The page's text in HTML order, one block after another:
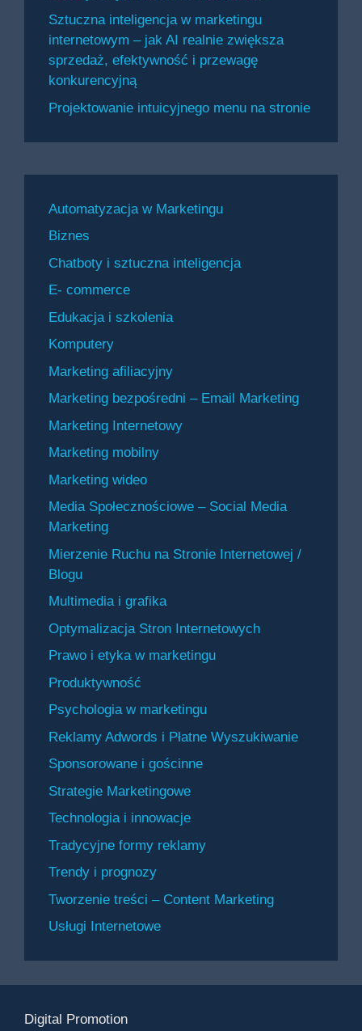
Sztuczna inteligencja w marketingu
internetowym – jak AI realnie zwiększa
sprzedaż, efektywność i przewagę
konkurencyjną
Projektowanie intuicyjnego menu na stronie
Automatyzacja w Marketingu
Biznes
Chatboty i sztuczna inteligencja
E- commerce
Edukacja i szkolenia
Komputery
Marketing afiliacyjny
Marketing bezpośredni – Email Marketing
Marketing Internetowy
Marketing mobilny
Marketing wideo
Media Społecznościowe – Social Media
Marketing
Mierzenie Ruchu na Stronie Internetowej /
Blogu
Multimedia i grafika
Optymalizacja Stron Internetowych
Prawo i etyka w marketingu
Produktywność
Psychologia w marketingu
Reklamy Adwords i Płatne Wyszukiwanie
Sponsorowane i gościnne
Strategie Marketingowe
Technologia i innowacje
Tradycyjne formy reklamy
Trendy i prognozy
Tworzenie treści – Content Marketing
Usługi Internetowe
Digital Promotion